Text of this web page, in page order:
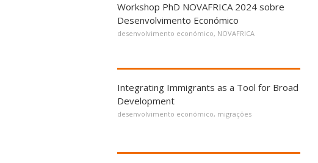
Workshop PhD NOVAFRICA 2024 sobre
Desenvolvimento Económico
desenvolvimento económico, NOVAFRICA
Integrating Immigrants as a Tool for Broad
Development
desenvolvimento económico, migrações